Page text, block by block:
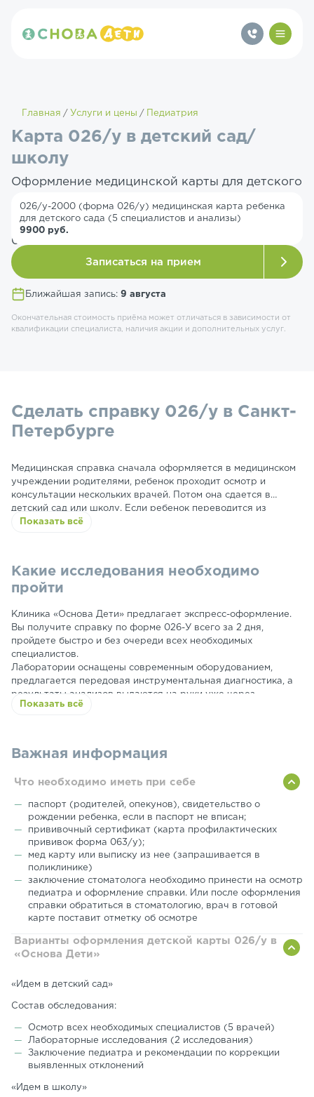
Главная Услуги и цены Педиатрия
Карта 026/у в детский сад/
школу
Оформление медицинской карты для детского
сада или школы больше не будет для вас
испытанием. Экспресс-оформление справки
026/у всего за 2 дня.
Ближайшая запись: 9 августа
026/у-2000 (форма 026/у) медицинская карта ребенка
для детского сада (5 специалистов и анализы)
9900 руб.
Записаться на прием
Окончательная стоимость приёма может отличаться в зависимости от
квалификации специалиста, наличия акции и дополнительных услуг.
Сделать справку 026/у в Санкт-
Петербурге
Медицинская справка сначала оформляется в медицинском
учреждении родителями, ребенок проходит осмотр и
консультации нескольких врачей. Потом она сдается в
детский сад или школу. Если ребенок переводится из
детского сада, школы, то и медицинская справка 026-У
плановых медосмотров, сведения об аллергиях. Указывается
информация о хронических заболеваниях ребенка,
Показать всё
Какие исследования необходимо
пройти
Клиника «Основа Дети» предлагает экспресс-оформление.
Вы получите справку по форме 026-У всего за 2 дня,
пройдете быстро и без очереди всех необходимых
специалистов.
Лаборатории оснащены современным оборудованием,
предлагается передовая инструментальная диагностика, а
результаты анализов выдаются на руки уже через
несколько часов. У нас работают лучшие детские врачи
Наш педиатр напишет заключение, и вы спокойно пойдете в
детский сад или первый класс школы. Справка
Для вашего удобства мы такжевключили постановку
Манту в оформление медкарты 026/У.
Показать всё
Важная информация
Что необходимо иметь при себе
паспорт (родителей, опекунов), свидетельство о
рождении ребенка, если в паспорт не вписан;
прививочный сертификат (карта профилактических
прививок форма 063/у);
мед карту или выписку из нее (запрашивается в
поликлинике)
заключение стоматолога необходимо принести на осмотр
педиатра и оформление справки. Или после оформления
справки обратиться в стоматологию, врач в готовой
карте поставит отметку об осмотре
Варианты оформления детской карты 026/у в
«Основа Дети»
«Идем в детский сад»
Состав обследования:
Осмотр всех необходимых специалистов (5 врачей)
Лабораторные исследования (2 исследования)
Заключение педиатра и рекомендации по коррекции
выявленных отклонений
«Идем в школу»